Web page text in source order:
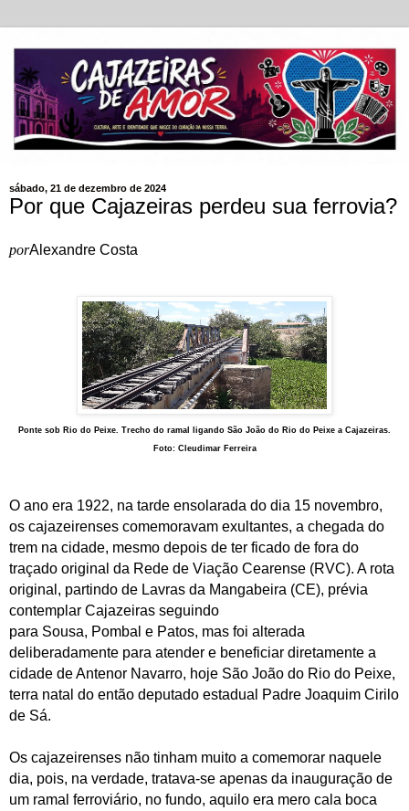
sábado, 21 de dezembro de 2024
Por que Cajazeiras perdeu sua ferrovia?
porAlexandre Costa
Ponte sob Rio do Peixe. Trecho do ramal ligando São João do Rio do Peixe a Cajazeiras.
Foto: Cleudimar Ferreira
O ano era 1922, na tarde ensolarada do dia 15 novembro,
os cajazeirenses comemoravam exultantes, a chegada do
trem na cidade, mesmo depois de ter ficado de fora do
traçado original da Rede de Viação Cearense (RVC). A rota
original, partindo de Lavras da Mangabeira (CE), prévia
contemplar Cajazeiras seguindo
para Sousa, Pombal e Patos, mas foi alterada
deliberadamente para atender e beneficiar diretamente a
cidade de Antenor Navarro, hoje São João do Rio do Peixe,
terra natal do então deputado estadual Padre Joaquim Cirilo
de Sá.
Os cajazeirenses não tinham muito a comemorar naquele
dia, pois, na verdade, tratava-se apenas da inauguração de
um ramal ferroviário, no fundo, aquilo era mero cala boca